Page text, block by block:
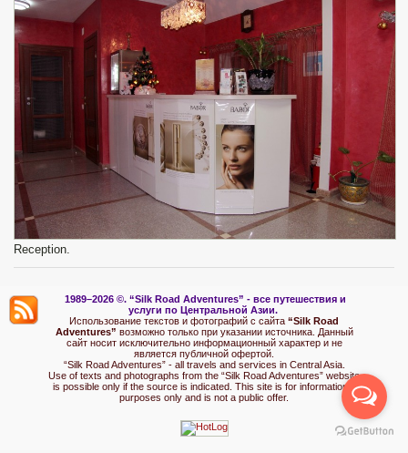
Reception.
1989–2026 ©. “Silk Road Adventures” - все путешествия и
услуги по Центральной Азии.
Использование текстов и фотографий с сайта “Silk Road
Adventures” возможно только при указании источника. Данный
сайт носит исключительно информационный характер и не
является публичной офертой.
“Silk Road Adventures” - all travels and services in Central Asia.
Use of texts and photographs from the “Silk Road Adventures” website
is possible only if the source is indicated. This site is for informational
purposes only and is not a public offer.